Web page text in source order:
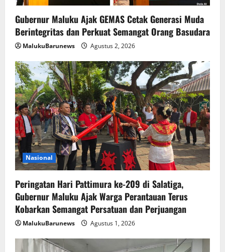
Gubernur Maluku Ajak GEMAS Cetak Generasi Muda
Berintegritas dan Perkuat Semangat Orang Basudara
MalukuBarunews Agustus 2, 2026
Nasional
Peringatan Hari Pattimura ke-209 di Salatiga,
Gubernur Maluku Ajak Warga Perantauan Terus
Kobarkan Semangat Persatuan dan Perjuangan
MalukuBarunews Agustus 1, 2026